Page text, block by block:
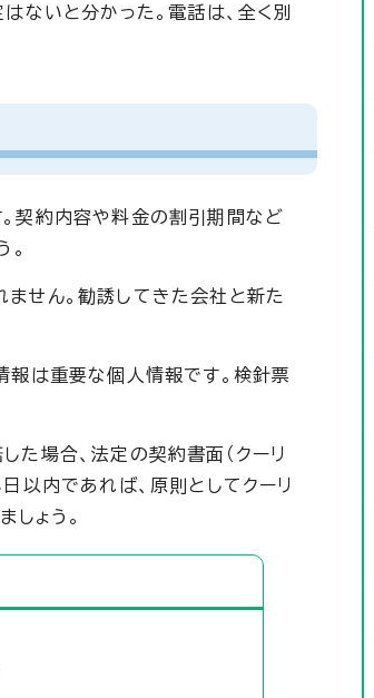
ないと分かった。電話は、全く別
契約内容や料金の割引期間など
。
せん。勧誘してきた会社と新た
報は重要な個人情報です。検針票
た場合、法定の契約書面（クーリ
以内であれば、原則としてクーリ
しょう。